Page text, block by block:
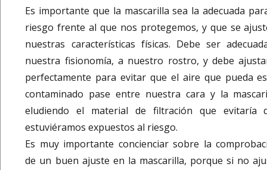
Es importante que la mascarilla sea la adecuada
riesgo frente al que nos protegemos, y que se
nuestras características físicas. Debe ser
nuestra fisionomía, a nuestro rostro, y debe
perfectamente para evitar que el aire que pueda
contaminado pase entre nuestra cara y la
eludiendo el material de filtración que evitaría
estuviéramos expuestos al riesgo.
Es muy importante concienciar sobre la
de un buen ajuste en la mascarilla, porque si no